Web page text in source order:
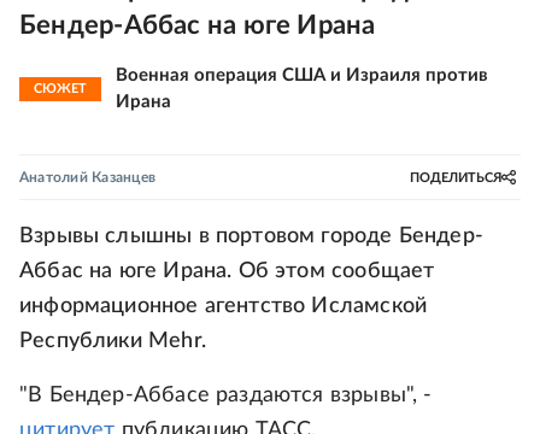
Бендер-Аббас на юге Ирана
СЮЖЕТ
Военная операция США и Израиля против
Ирана
Анатолий Казанцев ПОДЕЛИТЬСЯ
Взрывы слышны в портовом городе Бендер-
Аббас на юге Ирана. Об этом сообщает
информационное агентство Исламской
Республики Mehr.
"В Бендер-Аббасе раздаются взрывы", -